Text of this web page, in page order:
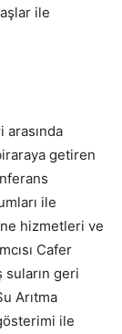
ile
arasında
getiren
ile
hizmetleri ve
Cafer
suların geri
Arıtma
ile